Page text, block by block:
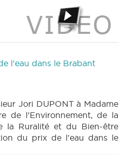
l'eau dans le Brabant
Jori DUPONT à Madame
de l'Environnement, de la
la Ruralité et du Bien-être
du prix de l'eau dans le